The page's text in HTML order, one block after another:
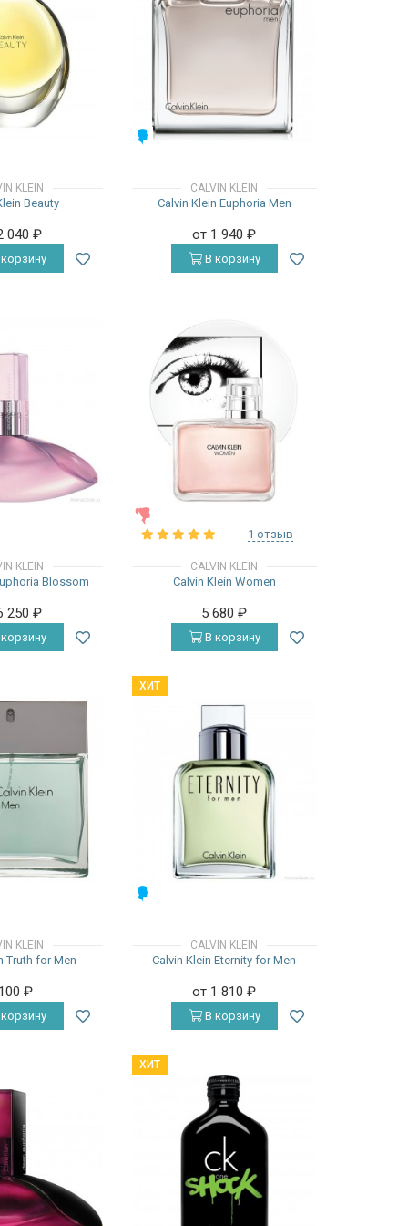
KLEIN
Beauty
040₽
МУЖСКИЕ
CALVIN KLEIN
Calvin Klein Euphoria Men
от 1 940₽
В корзину
KLEIN
Blossom
250₽
1 отзыв
CALVIN KLEIN
Calvin Klein Women
5 680₽
В корзину
KLEIN
Truth for Men
₽
ХИТ
CALVIN KLEIN
Calvin Klein Eternity for Men
от 1 810₽
В корзину
ХИТ